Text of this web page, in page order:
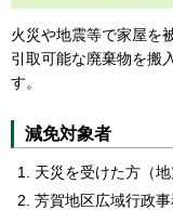
火災や地震等で家屋を
引取可能な廃棄物を搬
す。
減免対象者
天災を受けた方（地
芳賀地区広域行政